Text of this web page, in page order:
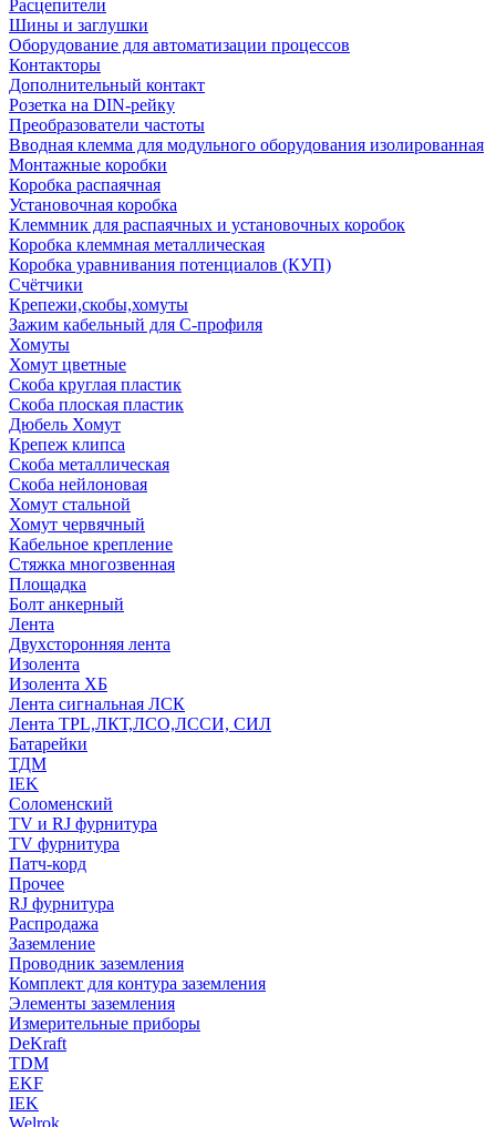
Расцепители
Шины и заглушки
Оборудование для автоматизации процессов
Контакторы
Дополнительный контакт
Розетка на DIN-рейку
Преобразователи частоты
Вводная клемма для модульного оборудования изолированная
Монтажные коробки
Коробка распаячная
Установочная коробка
Клеммник для распаячных и установочных коробок
Коробка клеммная металлическая
Коробка уравнивания потенциалов (КУП)
Счётчики
Крепежи,скобы,хомуты
Зажим кабельный для С-профиля
Хомуты
Хомут цветные
Скоба круглая пластик
Скоба плоская пластик
Дюбель Хомут
Крепеж клипса
Скоба металлическая
Скоба нейлоновая
Хомут стальной
Хомут червячный
Кабельное крепление
Стяжка многозвенная
Площадка
Болт анкерный
Лента
Двухсторонняя лента
Изолента
Изолента ХБ
Лента сигнальная ЛСК
Лента TPL,ЛКТ,ЛСО,ЛССИ, СИЛ
Батарейки
ТДМ
IEK
Соломенский
TV и RJ фурнитура
TV фурнитура
Патч-корд
Прочее
RJ фурнитура
Распродажа
Заземление
Проводник заземления
Комплект для контура заземления
Элементы заземления
Измерительные приборы
DeKraft
TDM
EKF
IEK
Welrok